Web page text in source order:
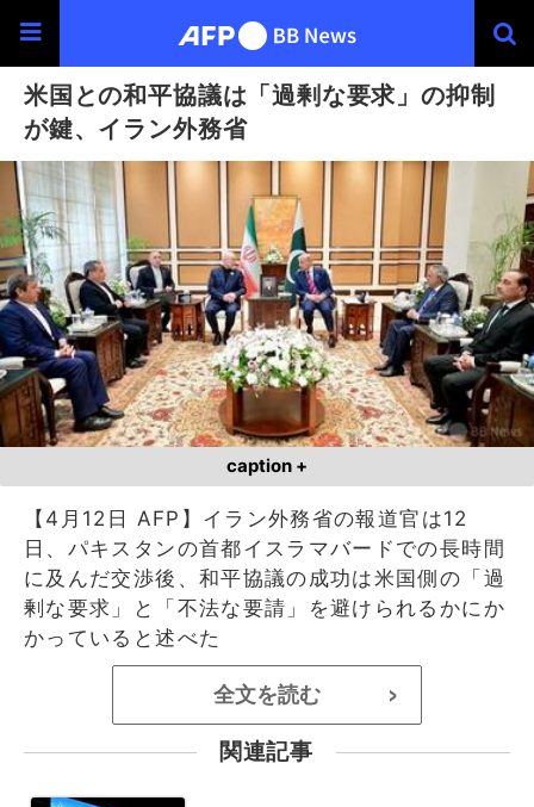
米国との和平協議は「過剰な要求」の抑制
が鍵、イラン外務省
caption +
【4月12日 AFP】イラン外務省の報道官は12
日、パキスタンの首都イスラマバードでの長時間
に及んだ交渉後、和平協議の成功は米国側の「過
剰な要求」と「不法な要請」を避けられるかにか
かっていると述べた
全文を読む >
関連記事